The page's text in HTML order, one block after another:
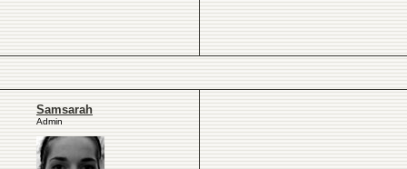
Samsarah
Admin